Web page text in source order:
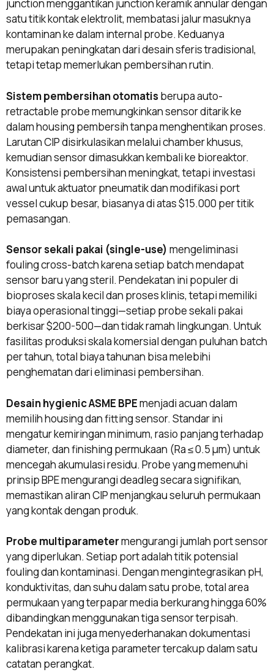
junction menggantikan junction keramik annular dengan
satu titik kontak elektrolit, membatasi jalur masuknya
kontaminan ke dalam internal probe. Keduanya
merupakan peningkatan dari desain sferis tradisional,
tetapi tetap memerlukan pembersihan rutin.
Sistem pembersihan otomatisberupa auto-
retractable probe memungkinkan sensor ditarik ke
dalam housing pembersih tanpa menghentikan proses.
Larutan CIP disirkulasikan melalui chamber khusus,
kemudian sensor dimasukkan kembali ke bioreaktor.
Konsistensi pembersihan meningkat, tetapi investasi
awal untuk aktuator pneumatik dan modifikasi port
vessel cukup besar, biasanya di atas $15.000 per titik
pemasangan.
Sensor sekali pakai (single-use) mengeliminasi
fouling cross-batch karena setiap batch mendapat
sensor baru yang steril. Pendekatan ini populer di
bioproses skala kecil dan proses klinis, tetapi memiliki
biaya operasional tinggi—setiap probe sekali pakai
berkisar $200-500—dan tidak ramah lingkungan. Untuk
fasilitas produksi skala komersial dengan puluhan batch
per tahun, total biaya tahunan bisa melebihi
penghematan dari eliminasi pembersihan.
Desain hygienic ASME BPEmenjadi acuan dalam
memilih housing dan fitting sensor. Standar ini
mengatur kemiringan minimum, rasio panjang terhadap
diameter, dan finishing permukaan (Ra ≤ 0.5 μm) untuk
mencegah akumulasi residu. Probe yang memenuhi
prinsip BPE mengurangi deadleg secara signifikan,
memastikan aliran CIP menjangkau seluruh permukaan
yang kontak dengan produk.
Probe multiparametermengurangi jumlah port sensor
yang diperlukan. Setiap port adalah titik potensial
fouling dan kontaminasi. Dengan mengintegrasikan pH,
konduktivitas, dan suhu dalam satu probe, total area
permukaan yang terpapar media berkurang hingga 60%
dibandingkan menggunakan tiga sensor terpisah.
Pendekatan ini juga menyederhanakan dokumentasi
kalibrasi karena ketiga parameter tercakup dalam satu
catatan perangkat.